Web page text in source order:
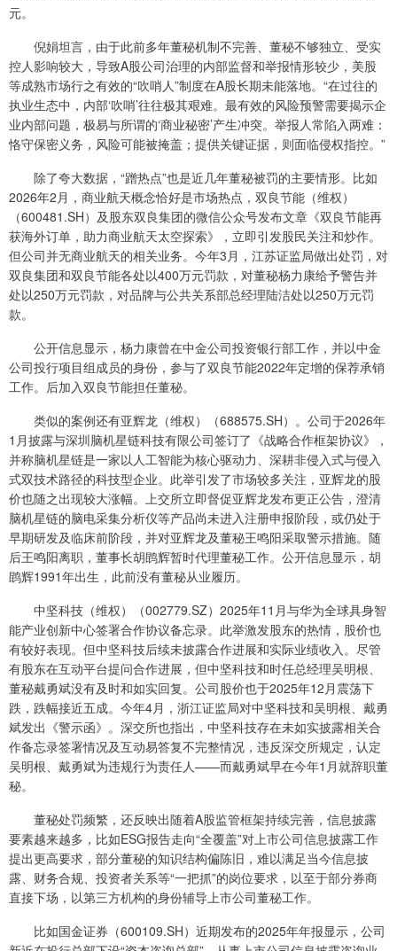
元。
倪娟坦言，由于此前多年董秘机制不完善、董秘不够独立、受实
控人影响较大，导致A股公司治理的内部监督和举报情形较少，美股
等成熟市场行之有效的“吹哨人”制度在A股长期未能落地。“在过往的
执业生态中，内部‘吹哨’往往极其艰难。最有效的风险预警需要揭示企
业内部问题，极易与所谓的‘商业秘密’产生冲突。举报人常陷入两难：
恪守保密义务，风险可能被掩盖；提供关键证据，则面临侵权指控。”
除了夸大数据，“蹭热点”也是近几年董秘被罚的主要情形。比如
2026年2月，商业航天概念恰好是市场热点，双良节能（维权）
（600481.SH）及股东双良集团的微信公众号发布文章《双良节能再
获海外订单，助力商业航天太空探索》，立即引发股民关注和炒作。
但公司并无商业航天的相关业务。今年3月，江苏证监局做出处罚，对
双良集团和双良节能各处以400万元罚款，对董秘杨力康给予警告并
处以250万元罚款，对品牌与公共关系部总经理陆洁处以250万元罚
款。
公开信息显示，杨力康曾在中金公司投资银行部工作，并以中金
公司投行项目组成员的身份，参与了双良节能2022年定增的保荐承销
工作。后加入双良节能担任董秘。
类似的案例还有亚辉龙（维权）（688575.SH）。公司于2026年
1月披露与深圳脑机星链科技有限公司签订了《战略合作框架协议》，
并称脑机星链是一家以人工智能为核心驱动力、深耕非侵入式与侵入
式双技术路径的科技型企业。此举引发了市场较多关注，亚辉龙的股
价也随之出现较大涨幅。上交所立即督促亚辉龙发布更正公告，澄清
脑机星链的脑电采集分析仪等产品尚未进入注册申报阶段，或仍处于
早期研发及临床前阶段，并对亚辉龙及董秘王鸣阳采取警示措施。随
后王鸣阳离职，董事长胡鹍辉暂时代理董秘工作。公开信息显示，胡
鹍辉1991年出生，此前没有董秘从业履历。
中坚科技（维权）（002779.SZ）2025年11月与华为全球具身智
能产业创新中心签署合作协议备忘录。此举激发股东的热情，股价也
有较好表现。但中坚科技后续未披露合作进展和实际业绩收入。尽管
有股东在互动平台提问合作进展，但中坚科技和时任总经理吴明根、
董秘戴勇斌没有及时和如实回复。公司股价也于2025年12月震荡下
跌，跌幅接近五成。今年4月，浙江证监局对中坚科技和吴明根、戴勇
斌发出《警示函》。深交所也指出，中坚科技存在未如实披露相关合
作备忘录签署情况及互动易答复不完整情况，违反深交所规定，认定
吴明根、戴勇斌为违规行为责任人——而戴勇斌早在今年1月就辞职董
秘。
董秘处罚频繁，还反映出随着A股监管框架持续完善，信息披露
要素越来越多，比如ESG报告走向“全覆盖”对上市公司信息披露工作
提出更高要求，部分董秘的知识结构偏陈旧，难以满足当今信息披
露、财务合规、投资者关系等“一把抓”的岗位要求，以至于部分券商
直接下场，以第三方机构的身份辅导上市公司董秘工作。
比如国金证券（600109.SH）近期发布的2025年年报显示，公司